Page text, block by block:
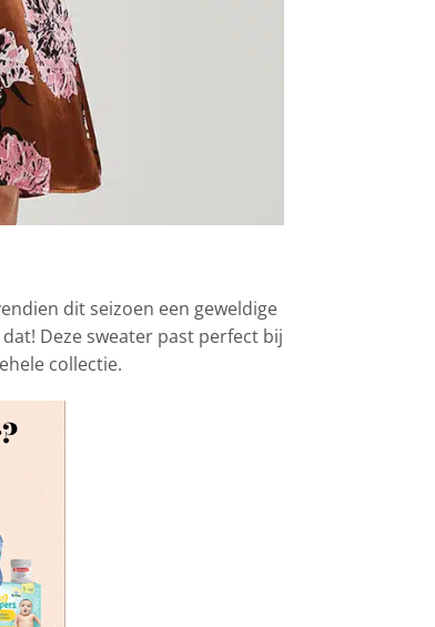
dit seizoen een geweldige
Deze sweater past perfect bij
collectie.